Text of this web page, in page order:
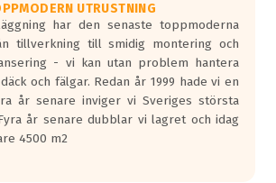
UTRUSTNING
har den senaste toppmoderna
tillverkning till smidig montering och
- vi kan utan problem hantera
och fälgar. Redan år 1999 hade vi en
år senare inviger vi Sveriges största
år senare dubblar vi lagret och idag
4500 m2